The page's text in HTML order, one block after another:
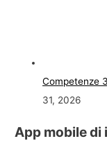
Competenze
31, 2026
App mobile di